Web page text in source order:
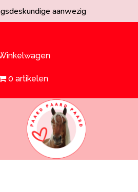
aanwezig
0 artikelen